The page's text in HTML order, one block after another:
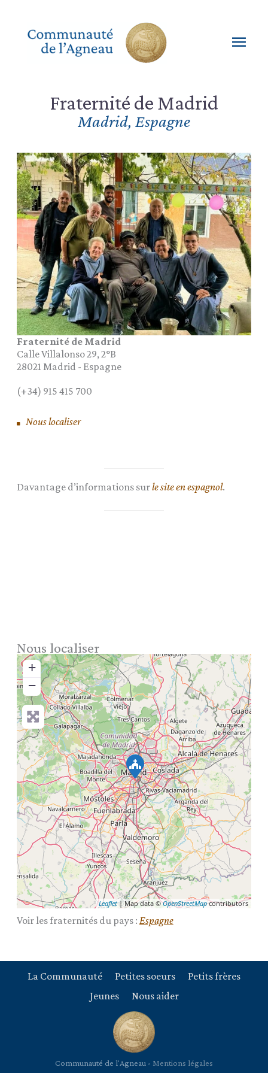
contenu
Fraternité de Madrid
Madrid, Espagne
Fraternité de Madrid
Calle Villalonso 29, 2°B
28021 Madrid - Espagne
(+34) 915 415 700
Nous localiser
Davantage d’informations surle site en espagnol.
Nous localiser
+
−
Leaflet| Map data ©OpenStreetMapcontributors
Voir les fraternités du pays : Espagne
La Communauté Petites soeurs
Petits frères
Jeunes
Nous aider
Communauté de l'Agneau - Mentions légales